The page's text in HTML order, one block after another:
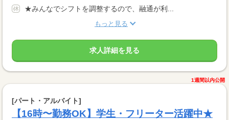
★みんなでシフトを調整するので、融通が利...
もっと見る
求人詳細を見る
1週間以内公開
[パート・アルバイト]
【16時〜勤務OK】学生・フリーター活躍中★